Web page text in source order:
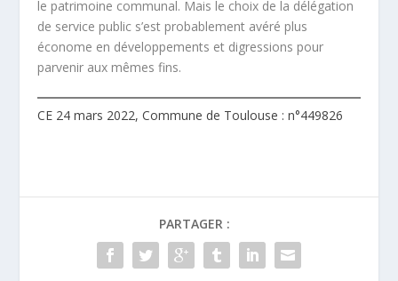
le patrimoine communal. Mais le choix de la délégation
de service public s’est probablement avéré plus
économe en développements et digressions pour
parvenir aux mêmes fins.
CE 24 mars 2022, Commune de Toulouse : n°449826
PARTAGER :